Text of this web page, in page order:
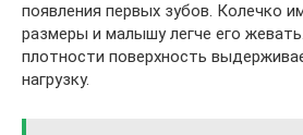
появления первых зубов. Колечко
размеры и малышу легче его
плотности поверхность
нагрузку.